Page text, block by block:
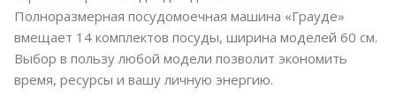
Полноразмерная посудомоечная машина «Грауде»
вмещает 14 комплектов посуды, ширина моделей 60 см.
Выбор в пользу любой модели позволит экономить
время, ресурсы и вашу личную энергию.